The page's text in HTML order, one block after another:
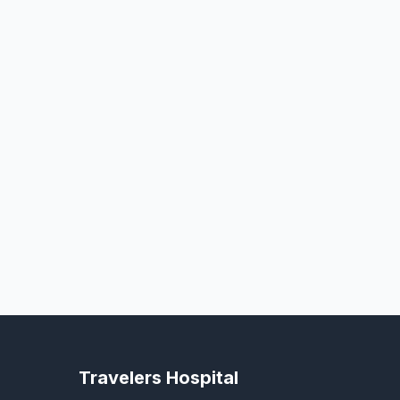
Travelers Hospital